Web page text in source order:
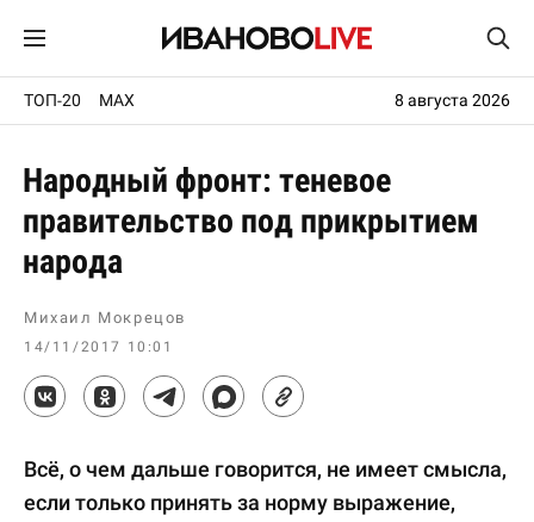
ТОП-20 MAX 8 августа 2026
Народный фронт: теневое
правительство под прикрытием
народа
Михаил Мокрецов
14/11/2017 10:01
Всё, о чем дальше говорится, не имеет смысла,
если только принять за норму выражение,